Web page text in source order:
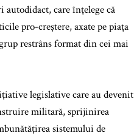
care înțelege că
pro-creștere, axate pe piața
restrâns format din cei mai
legislative care au devenit
militară, sprijinirea
sistemului de